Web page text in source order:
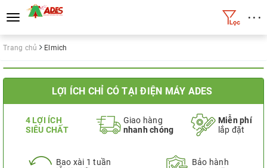
Toggle
navigation
• • •
Trang chủ Elmich
LỢI ÍCH CHỈ CÓ TẠI ĐIỆN MÁY ADES
4 LỢI ÍCH
SIÊU CHẤT
Giao hàng
nhanh chóng
Miễn phí
lắp đặt
Bao xài 1 tuần
Bảo hành